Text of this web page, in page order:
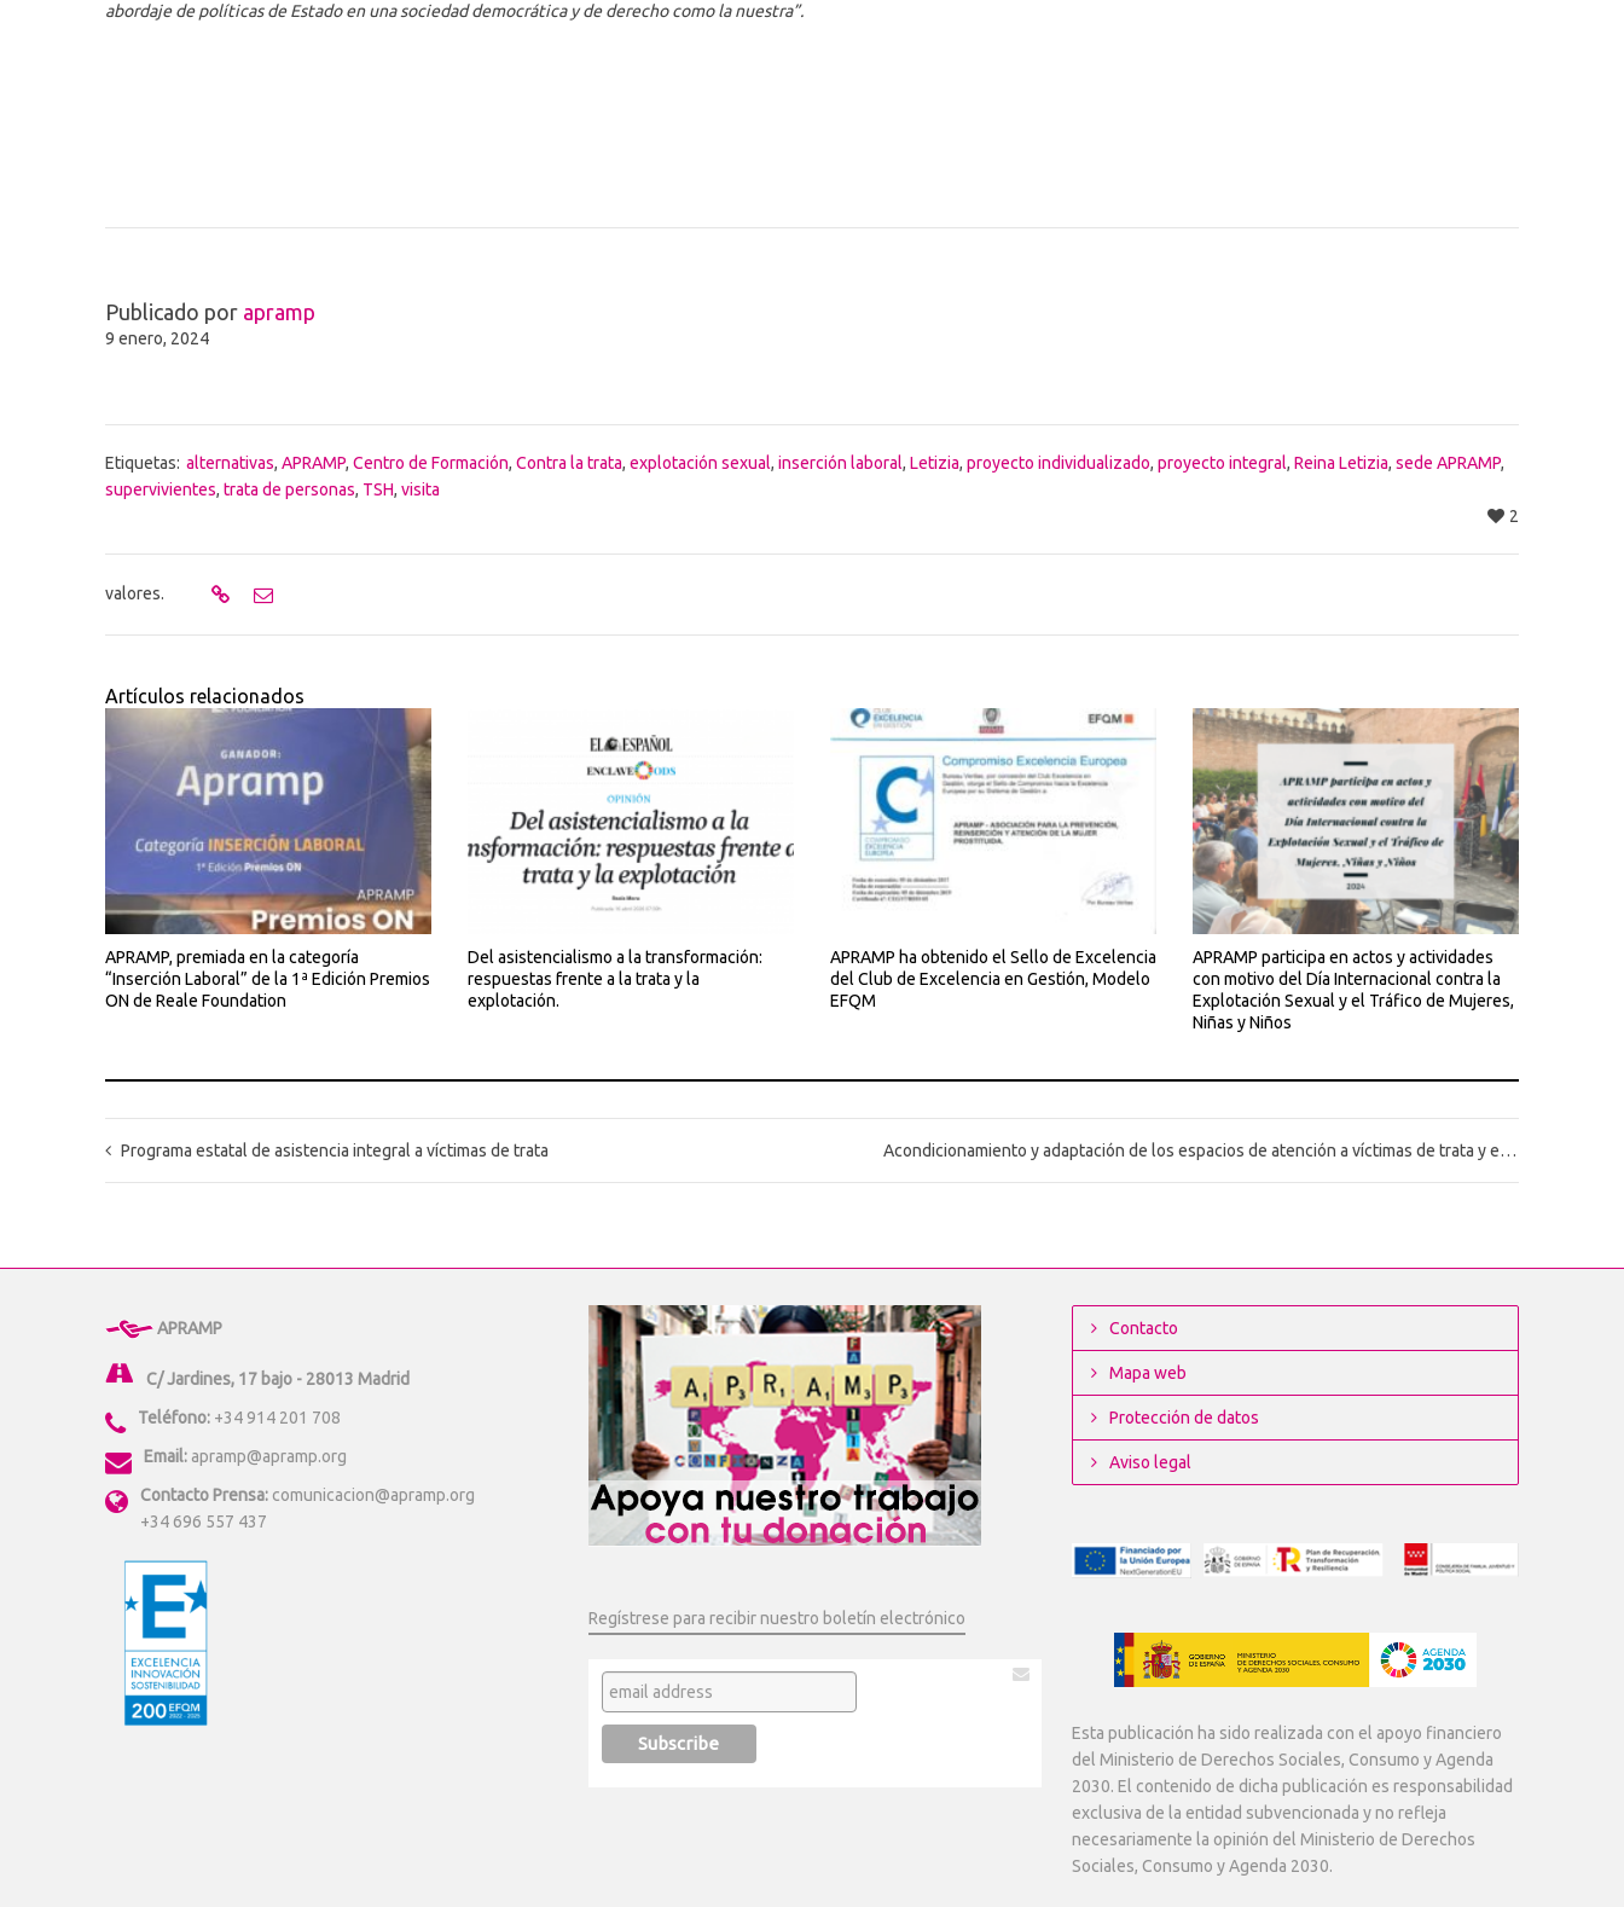
abordaje de políticas de Estado en una sociedad democrática y de derecho como la nuestra”.
Publicado por apramp
9 enero, 2024
Etiquetas: alternativas, APRAMP, Centro de Formación, Contra la trata, explotación sexual, inserción laboral, Letizia, proyecto individualizado, proyecto integral, Reina Letizia, sede APRAMP,
supervivientes, trata de personas, TSH, visita
2
valores.
Artículos relacionados
APRAMP, premiada en la categoría
“Inserción Laboral” de la 1ª Edición Premios
ON de Reale Foundation
Del asistencialismo a la transformación:
respuestas frente a la trata y la
explotación.
APRAMP ha obtenido el Sello de Excelencia
del Club de Excelencia en Gestión, Modelo
EFQM
APRAMP participa en actos y actividades
con motivo del Día Internacional contra la
Explotación Sexual y el Tráfico de Mujeres,
Niñas y Niños
Programa estatal de asistencia integral a víctimas de trata Acondicionamiento y adaptación de los espacios de atención a víctimas de trata y explotación.
APRAMP
C/ Jardines, 17 bajo - 28013 Madrid
Teléfono: +34 914 201 708
Email: apramp@apramp.org
Contacto Prensa: comunicacion@apramp.org
+34 696 557 437
Regístrese para recibir nuestro boletín electrónico
Contacto
Mapa web
Protección de datos
Aviso legal
Esta publicación ha sido realizada con el apoyo financiero
del Ministerio de Derechos Sociales, Consumo y Agenda
2030. El contenido de dicha publicación es responsabilidad
exclusiva de la entidad subvencionada y no refleja
necesariamente la opinión del Ministerio de Derechos
Sociales, Consumo y Agenda 2030.